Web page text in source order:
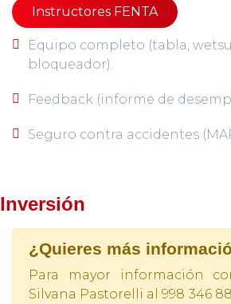
Instructores FENTA
Equipo completo (tabla,
bloqueador).
Feedback (informe de
Seguro contra accidentes
Inversión
¿Quieres más
Para mayor información
Silvana Pastorelli al 998 346